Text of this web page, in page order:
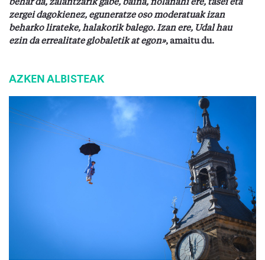
behar da, zalantzarik gabe, baina, nolanahi ere, tasei eta
zergei dagokienez, eguneratze oso moderatuak izan
beharko lirateke, halakorik balego. Izan ere, Udal hau
ezin da errealitate globaletik at egon», amaitu du.
AZKEN ALBISTEAK